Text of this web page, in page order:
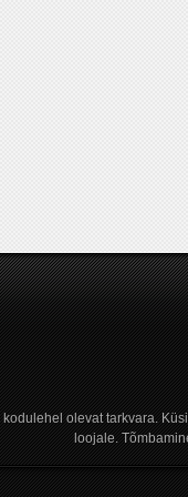
olevat tarkvara.
loojale.